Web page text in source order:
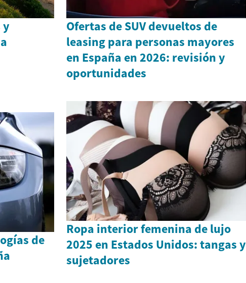
y
Ofertas de SUV devueltos de
leasing para personas mayores
en España en 2026: revisión y
oportunidades
de
Ropa interior femenina de lujo
2025 en Estados Unidos: tangas y
sujetadores